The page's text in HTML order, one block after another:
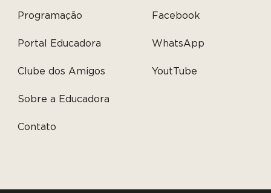
Programação
Portal Educadora
Clube dos Amigos
Sobre a Educadora
Contato
Facebook
WhatsApp
YoutTube